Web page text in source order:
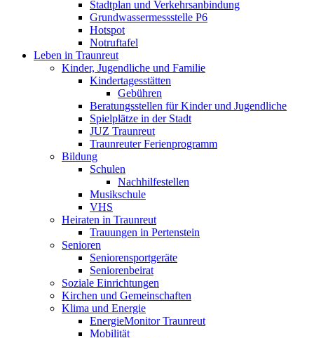
Stadtplan und Verkehrsanbindung
Grundwassermessstelle P6
Hotspot
Notruftafel
Leben in Traunreut
Kinder, Jugendliche und Familie
Kindertagesstätten
Gebühren
Beratungsstellen für Kinder und Jugendliche
Spielplätze in der Stadt
JUZ Traunreut
Traunreuter Ferienprogramm
Bildung
Schulen
Nachhilfestellen
Musikschule
VHS
Heiraten in Traunreut
Trauungen in Pertenstein
Senioren
Seniorensportgeräte
Seniorenbeirat
Soziale Einrichtungen
Kirchen und Gemeinschaften
Klima und Energie
EnergieMonitor Traunreut
Mobilität